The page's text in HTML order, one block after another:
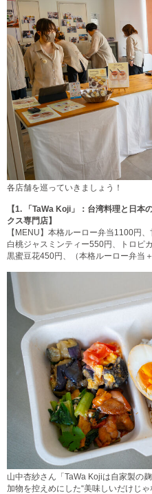
各店舗を巡っていきましょう！
【1.
「TaWa Koji」：台湾料理と日本
クス専門店】
【MENU】本格ルーロー弁当1100円
白桃ジャスミンティー550円、トロピ
黒蜜豆花450円、（本格ルーロー弁当
山中杏紗さん「TaWa Kojiは自家製の
加物を控えめにした“美味しいだけじゃ